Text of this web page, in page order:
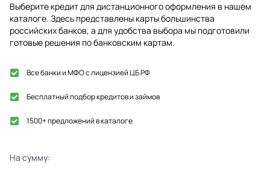
Выберите кредит для дистанционного оформления в нашем
каталоге. Здесь представлены карты большинства
российских банков, а для удобства выбора мы подготовили
готовые решения по банковским картам.
Все банки и МФО с лицензией ЦБ РФ
Бесплатный подбор кредитов и займов
1500+ предложений в каталоге
На сумму: